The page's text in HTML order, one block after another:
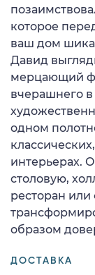
которое
ваш дом
Давид
мерцающий
вчерашнего
одном
интерьерах.
столовую,
ресторан
образом
ДОСТАВКА